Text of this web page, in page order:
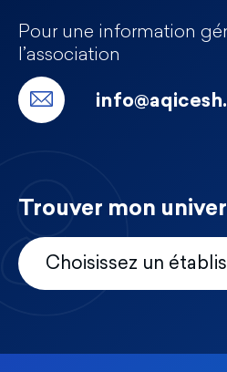
Pour une information
l’association
Trouver mon
Choisissez un